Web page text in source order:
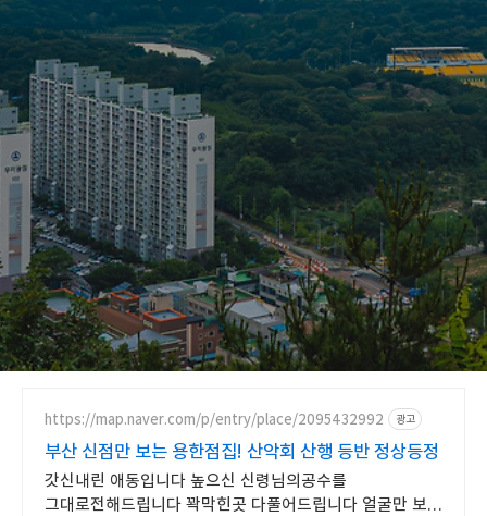
https://map.naver.com/p/entry/place/2095432992 광고
부산 신점만 보는 용한점집! 산악회 산행 등반 정상등정
갓신내린 애동입니다 높으신 신령님의공수를
그대로전해드립니다 꽉막힌곳 다풀어드립니다 얼굴만 보면